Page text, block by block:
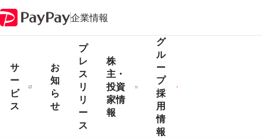
企業情報
サ
ー
ビ
ス
お
知
ら
せ
プ
レ
ス
リ
リ
ー
ス
株
主・
投資
家情
報
グ
ル
ー
プ
採
用
情
報